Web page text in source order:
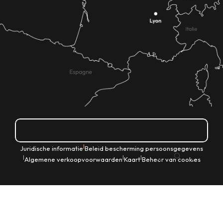
NL
Juridische informatie|Beleid bescherming persoonsgegevens
|Algemene verkoopvoorwaarden|Kaart|Beheer van cookies